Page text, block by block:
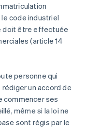
le code industriel
doit être effectuée
(article 14
personne qui
un accord de
commencer ses
même si la loi ne
sont régis par le